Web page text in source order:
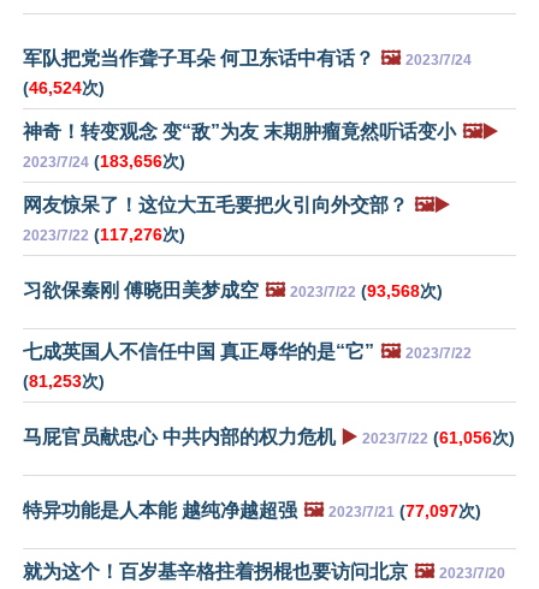
军队把党当作聋子耳朵 何卫东话中有话？ 🖼️ 2023/7/24
(46,524次)
神奇！转变观念 变“敌”为友 末期肿瘤竟然听话变小 🖼️▶️
2023/7/24 (183,656次)
网友惊呆了！这位大五毛要把火引向外交部？ 🖼️▶️
2023/7/22 (117,276次)
习欲保秦刚 傅晓田美梦成空 🖼️ 2023/7/22 (93,568次)
七成英国人不信任中国 真正辱华的是“它” 🖼️ 2023/7/22
(81,253次)
马屁官员献忠心 中共内部的权力危机 ▶️ 2023/7/22 (61,056次)
特异功能是人本能 越纯净越超强 🖼️ 2023/7/21 (77,097次)
就为这个！百岁基辛格拄着拐棍也要访问北京 🖼️ 2023/7/20